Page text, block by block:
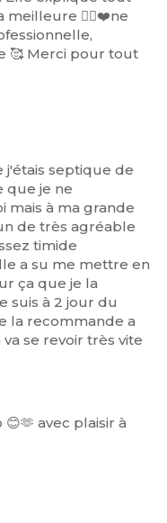
meilleure 👍🏽❤️ne
🥰 Merci pour tout
septique de
que je ne
mais à ma grande
de très agréable
timide
a su me mettre en
ça que je la
suis à 2 jour du
la recommande a
se revoir très vite
avec plaisir à